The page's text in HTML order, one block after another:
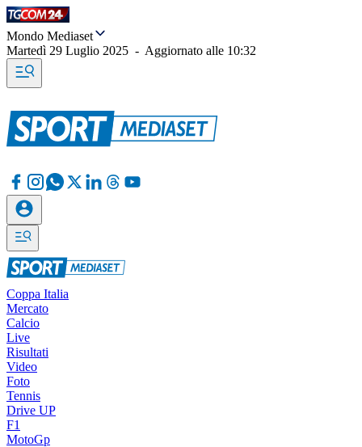
Mondo Mediaset
Martedì 29 Luglio 2025 - Aggiornato alle 10:32
Coppa Italia
Mercato
Calcio
Live
Risultati
Video
Foto
Tennis
Drive UP
F1
MotoGp